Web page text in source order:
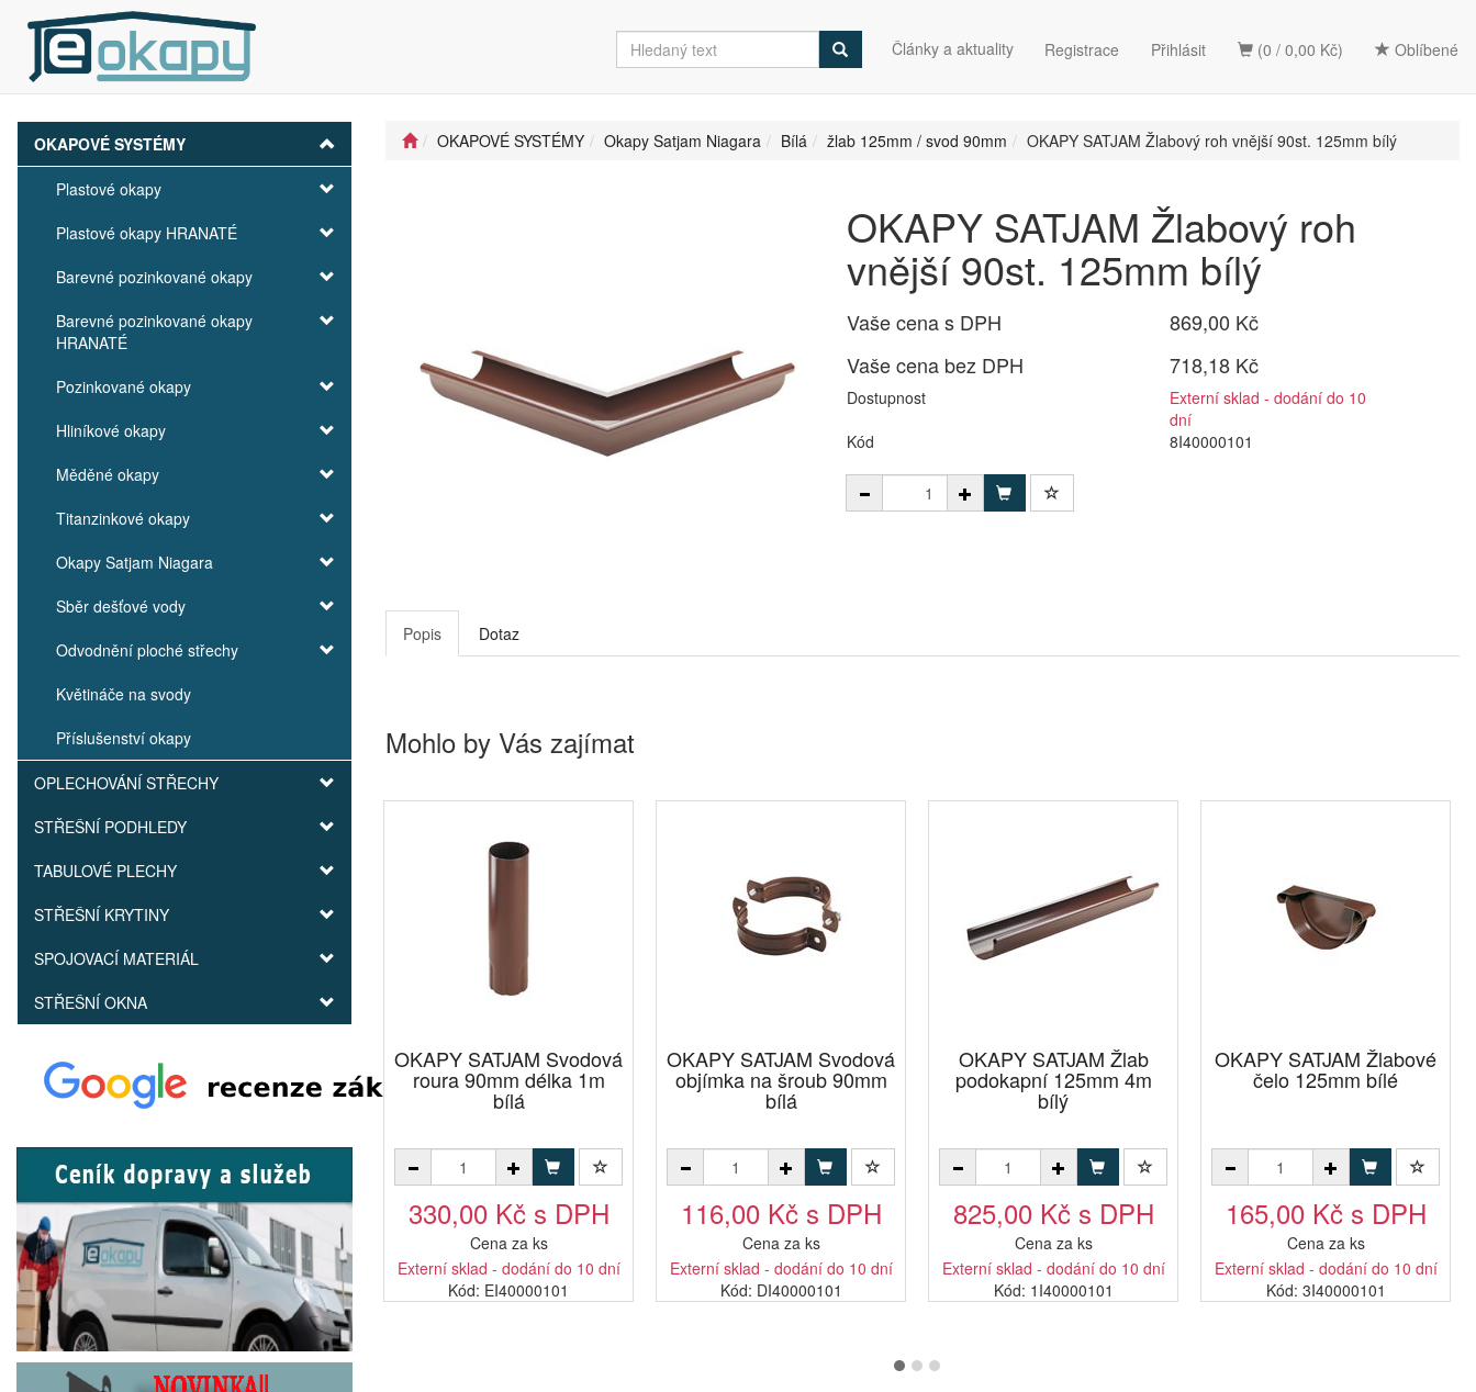
(0 / 0,00 Kč) Oblíbené
Články a aktuality Registrace Přihlásit
OKAPOVÉ SYSTÉMY
Plastové okapy
Plastové okapy HRANATÉ
Barevné pozinkované okapy
Barevné pozinkované okapy
HRANATÉ
Pozinkované okapy
Hliníkové okapy
Měděné okapy
Titanzinkové okapy
Okapy Satjam Niagara
Sběr dešťové vody
Odvodnění ploché střechy
Květináče na svody
Příslušenství okapy
OPLECHOVÁNÍ STŘECHY
STŘEŠNÍ PODHLEDY
TABULOVÉ PLECHY
STŘEŠNÍ KRYTINY
SPOJOVACÍ MATERIÁL
STŘEŠNÍ OKNA
OKAPOVÉ SYSTÉMY Okapy Satjam Niagara Bílá žlab 125mm / svod 90mm OKAPY SATJAM Žlabový roh vnější 90st. 125mm bílý
OKAPY SATJAM Žlabový roh
vnější 90st. 125mm bílý
Vaše cena s DPH
869,00 Kč
Vaše cena bez DPH
718,18 Kč
Dostupnost
Externí sklad - dodání do 10
dní
Kód
8I40000101
Popis Dotaz
Mohlo by Vás zajímat
OKAPY SATJAM Svodová
roura 90mm délka 1m
bílá
330,00 Kč s DPH
Cena za ks
Externí sklad - dodání do 10 dní
Kód: EI40000101
OKAPY SATJAM Svodová
objímka na šroub 90mm
bílá
116,00 Kč s DPH
Cena za ks
Externí sklad - dodání do 10 dní
Kód: DI40000101
OKAPY SATJAM Žlab
podokapní 125mm 4m
bílý
825,00 Kč s DPH
Cena za ks
Externí sklad - dodání do 10 dní
Kód: 1I40000101
OKAPY SATJAM Žlabové
čelo 125mm bílé
165,00 Kč s DPH
Cena za ks
Externí sklad - dodání do 10 dní
Kód: 3I40000101